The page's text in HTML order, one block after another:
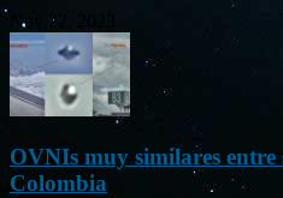
Nov 22, 2023
OVNIs muy similares
Colombia